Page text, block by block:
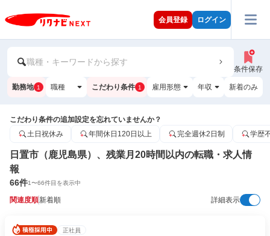
会員登録 ログイン
職種・キーワードから探す
条件保存
勤務地 1 職種 こだわり条件 1 雇用形態 年収 新着のみ
こだわり条件の追加設定を忘れていませんか？
土日祝休み
年間休日120日以上 完全週休2日制 学歴
日置市（鹿児島県）、残業月20時間以内の転職・求人情
報
66件1〜66件目を表示中
関連度順新着順 詳細表示
正社員